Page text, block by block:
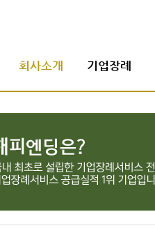
회사소개 기업장례